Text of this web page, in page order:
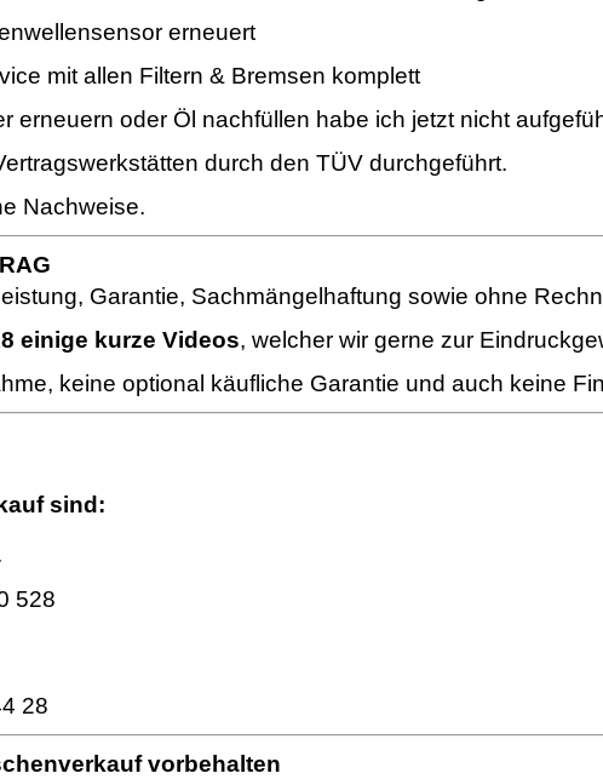
erneuert
mit allen Filtern & Bremsen komplett
erneuern oder Öl nachfüllen habe ich jetzt nicht
durch den TÜV durchgeführt.
Nachweise.
Garantie, Sachmängelhaftung sowie ohne
einige kurze Videos, welcher wir gerne zur
keine optional käufliche Garantie und auch keine
sind:
528
28
vorbehalten